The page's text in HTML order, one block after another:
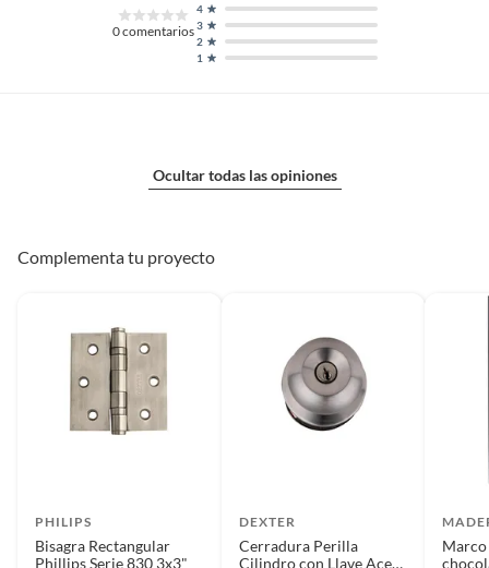
0comentarios
1
2
3
4
Ocultar todas las opiniones
Complementa tu proyecto
PHILIPS
Bisagra Rectangular
Phillips Serie 830 3x3"
DEXTER
Cerradura Perilla
Cilindro con Llave Acero
Marco